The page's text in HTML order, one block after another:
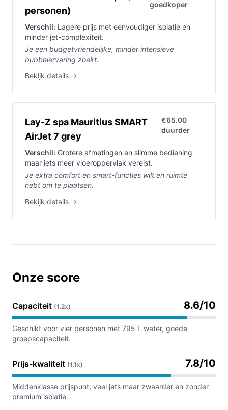
personen)
goedkoper
Verschil: Lagere prijs met eenvoudiger isolatie en
minder jet-complexiteit.
Je een budgetvriendelijke, minder intensieve
bubbelervaring zoekt.
Bekijk details →
Lay-Z spa Mauritius SMART
AirJet 7 grey
€65.00
duurder
Verschil: Grotere afmetingen en slimme bediening
maar iets meer vloeroppervlak vereist.
Je extra comfort en smart-functies wilt en ruimte
hebt om te plaatsen.
Bekijk details →
Onze score
Capaciteit (1.2x) 8.6/10
Geschikt voor vier personen met 795 L water, goede
groepscapaciteit.
Prijs-kwaliteit (1.1x) 7.8/10
Middenklasse prijspunt; veel jets maar zwaarder en zonder
premium isolatie.